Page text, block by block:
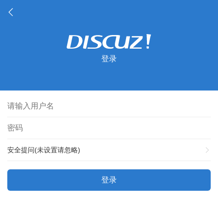
登录
安全提问(未设置请忽略)
登录